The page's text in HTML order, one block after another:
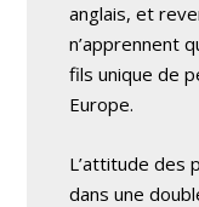
anglais, et
n’apprennent
fils unique de
Europe.
L’attitude des
dans une